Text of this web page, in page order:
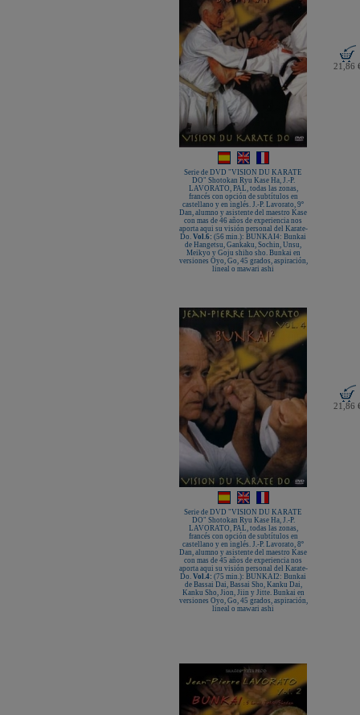
21,86
Serie de DVD "VISION DU KARATE
DO" Shotokan Ryu Kase Ha, J.-P.
LAVORATO, PAL, todas las zonas,
francés con opción de subtítulos en
castellano y en inglés. J.-P. Lavorato, 9º
Dan, alumno y asistente del maestro Kase
con mas de 46 años de experiencia nos
aporta aqui su visión personal del Karate-
Do. Vol.6: (56 min.): BUNKAI4: Bunkai
de Hangetsu, Gankaku, Sochin, Unsu,
Meikyo y Goju shiho sho. Bunkai en
versiones Oyo, Go, 45 grados, aspiración,
lineal o mawari ashi
21,86
Serie de DVD "VISION DU KARATE
DO" Shotokan Ryu Kase Ha, J.-P.
LAVORATO, PAL, todas las zonas,
francés con opción de subtítulos en
castellano y en inglés. J.-P. Lavorato, 8º
Dan, alumno y asistente del maestro Kase
con mas de 45 años de experiencia nos
aporta aqui su visión personal del Karate-
Do. Vol.4: (75 min.): BUNKAI2: Bunkai
de Bassai Dai, Bassai Sho, Kanku Dai,
Kanku Sho, Jion, Jiin y Jitte. Bunkai en
versiones Oyo, Go, 45 grados, aspiración,
lineal o mawari ashi